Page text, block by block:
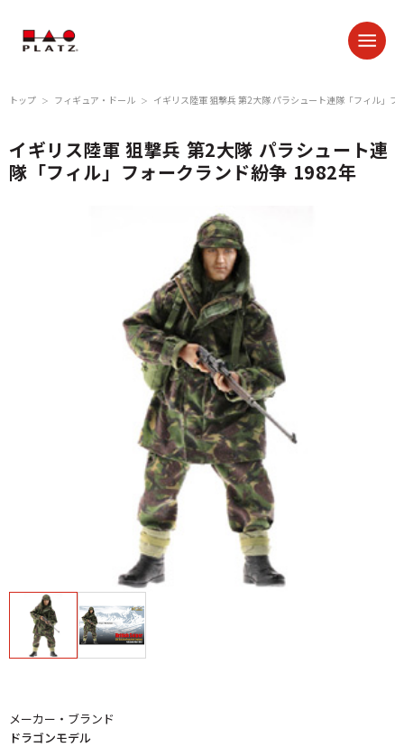
トップ ＞ フィギュア・ドール ＞ イギリス陸軍 狙撃兵 第2大隊 パラシュート連隊「フィル」
イギリス陸軍 狙撃兵 第2大隊 パラシュート連
隊「フィル」フォークランド紛争 1982年
メーカー・ブランド
ドラゴンモデル